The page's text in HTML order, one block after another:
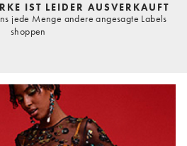
IST LEIDER AUSVERKAUFT
jede Menge andere angesagte Labels
shoppen